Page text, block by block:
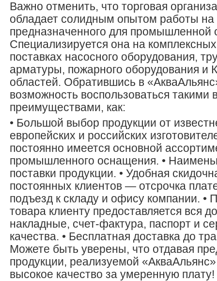
Важно отменить, что торговая
обладает солидным опытом работы
предназначенного для промышленной
Специализируется она на
поставках насосного оборудования,
арматуры, пожарного оборудования и
областей. Обратившись в
возможность воспользоваться такими
преимуществами, как:
• Большой выбор продукции от
европейских и российских
постоянно имеется основной
промышленного оснащения. •
поставки продукции. • Удобная
постоянных клиентов — отсрочка
подъезд к складу и офису компании. •
товара клиенту предоставляется вся
накладные, счет-фактура, паспорт и
качества. • Бесплатная доставка до
Можете быть уверены, что отдавая
продукции, реализуемой
высокое качество за умеренную плату!